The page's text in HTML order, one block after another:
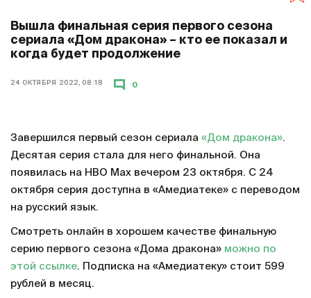
Вышла финальная серия первого сезона
сериала «Дом дракона» – кто ее показал и
когда будет продолжение
24 ОКТЯБРЯ 2022, 08:18 0
Завершился первый сезон сериала «Дом дракона».
Десятая серия стала для него финальной. Она
появилась на HBO Max вечером 23 октября. С 24
октября серия доступна в «Амедиатеке» с переводом
на русский язык.
Смотреть онлайн в хорошем качестве финальную
серию первого сезона «Дома дракона» можно по
этой ссылке. Подписка на «Амедиатеку» стоит 599
рублей в месяц.